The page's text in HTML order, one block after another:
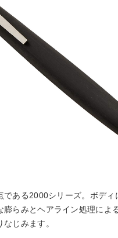
である2000シリーズ。ボディ
膨らみとヘアライン処理によ
じみます。